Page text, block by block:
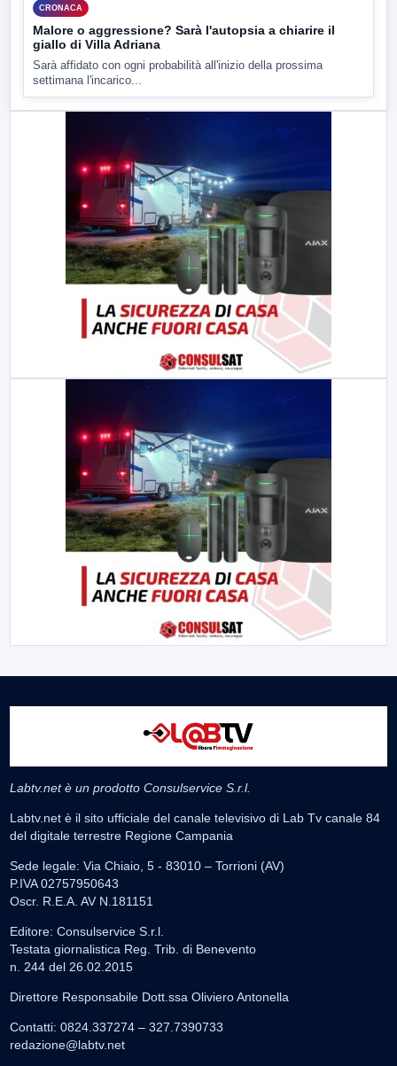
CRONACA
Malore o aggressione? Sarà l'autopsia a chiarire il
giallo di Villa Adriana
Sarà affidato con ogni probabilità all'inizio della prossima
settimana l'incarico...
Labtv.net è un prodotto Consulservice S.r.l.
Labtv.net è il sito ufficiale del canale televisivo di Lab Tv canale 84
del digitale terrestre Regione Campania
Sede legale: Via Chiaio, 5 - 83010 – Torrioni (AV)
P.IVA 02757950643
Oscr. R.E.A. AV N.181151
Editore: Consulservice S.r.l.
Testata giornalistica Reg. Trib. di Benevento
n. 244 del 26.02.2015
Direttore Responsabile Dott.ssa Oliviero Antonella
Contatti: 0824.337274 – 327.7390733
redazione@labtv.net